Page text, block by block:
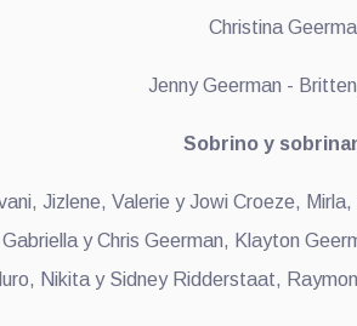
Christina
Jenny Geerman -
Sobrino y
Jizlene, Valerie y Jowi Croeze,
y Chris Geerman, Klayton
Nikita y Sidney Ridderstaat,